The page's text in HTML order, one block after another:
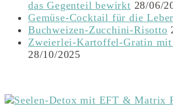
das Gegenteil bewirkt 28/06/
Gemüse-Cocktail für die Leber
Buchweizen-Zucchini-Risotto
Zweierlei-Kartoffel-Gratin
28/10/2025